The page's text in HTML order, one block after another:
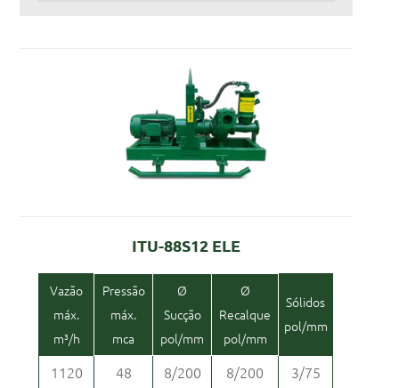
ITU-88S12 ELE
Vazão
máx.
m³/h
Pressão
máx.
mca
Ø
Sucção
pol/mm
Ø
Recalque
pol/mm
Sólidos
pol/mm
1120 48 8/200 8/200 3/75